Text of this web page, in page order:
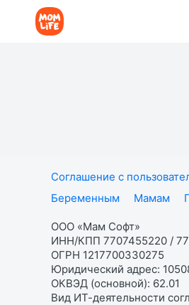
Соглашение с
Беременным
Мамам
ООО «Мам Софт»
ИНН/КПП 7707455220 /
ОГРН 1217700330275
Юридический адрес:
ОКВЭД (основной): 62.01
Вид ИТ-деятельности